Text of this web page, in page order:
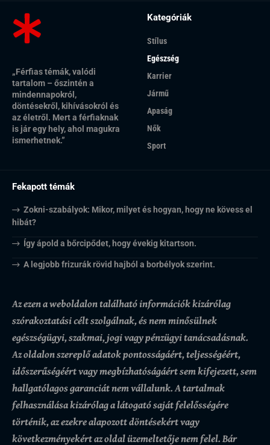
„Férfias témák, valódi
tartalom – őszintén a
mindennapokról,
döntésekről, kihívásokról és
az életről. Mert a férfiaknak
is jár egy hely, ahol magukra
ismerhetnek.”
Kategóriák
Stílus
Egészség
Karrier
Jármű
Apaság
Nők
Sport
Fekapott témák
Zokni-szabályok: Mikor, milyet és hogyan, hogy ne kövess el
hibát?
Így ápold a bőrcipődet, hogy évekig kitartson.
A legjobb frizurák rövid hajból a borbélyok szerint.
Az ezen a weboldalon található információk kizárólag
szórakoztatási célt szolgálnak, és nem minősülnek
egészségügyi, szakmai, jogi vagy pénzügyi tanácsadásnak.
Az oldalon szereplő adatok pontosságáért, teljességéért,
időszerűségéért vagy megbízhatóságáért sem kifejezett, sem
hallgatólagos garanciát nem vállalunk.A tartalmak
felhasználása kizárólag a látogató saját felelősségére
történik, az ezekre alapozott döntésekért vagy
következményekért az oldal üzemeltetője nem felel. Bár